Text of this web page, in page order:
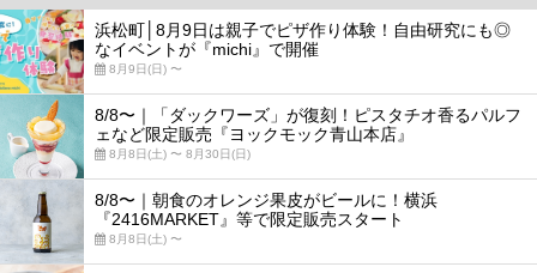
浜松町│8月9日は親子でピザ作り体験！自由研究にも◎
なイベントが『michi』で開催
8月9日(日) 〜
8/8〜｜「ダックワーズ」が復刻！ピスタチオ香るパルフ
ェなど限定販売『ヨックモック青山本店』
8月8日(土) 〜 8月30日(日)
8/8〜｜朝食のオレンジ果皮がビールに！横浜
『2416MARKET』等で限定販売スタート
8月8日(土) 〜